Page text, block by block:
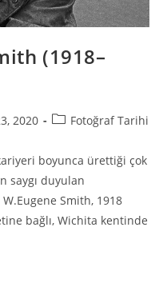
(1918–
2020 Fotoğraf Tarihi
boyunca ürettiği çok
saygı duyulan
Smith, 1918
bağlı, Wichita kentinde